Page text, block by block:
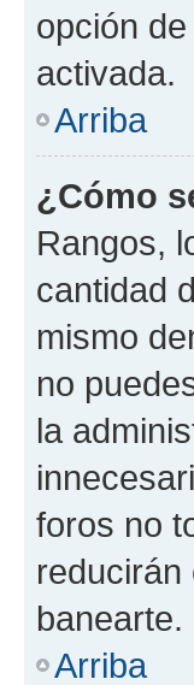
opción
activada.
Arriba
¿Cómo
Rangos,
cantidad
mismo
no
la
foros no
reducirán
banearte.
Arriba